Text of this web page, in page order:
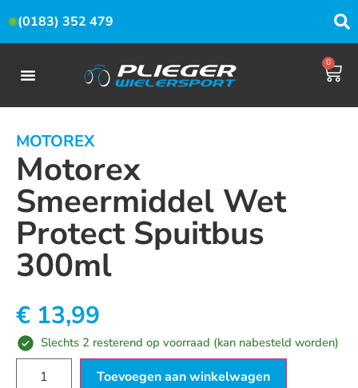
(0183) 352 479
0
MOTOREX
Motorex
Smeermiddel Wet
Protect Spuitbus
300ml
€ 13,99
Slechts 2 resterend op voorraad (kan nabesteld worden)
Toevoegen aan winkelwagen